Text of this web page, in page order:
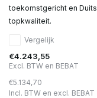
toekomstgericht en Duits
topkwaliteit.
Vergelijk
€4.243,55
Excl. BTW en BEBAT
€5.134,70
Incl. BTW en excl. BEBAT